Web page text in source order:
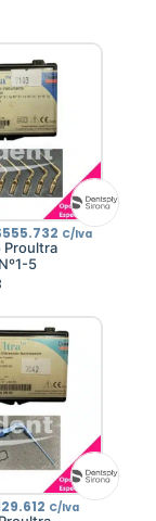
555.732 El
precio
C/Iva
Proultra
5
El
C/Iva